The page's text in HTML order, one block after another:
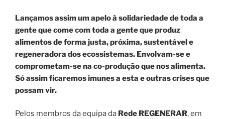
Lançamos assim um apelo à solidariedade de toda a
gente que come com toda a gente que produz
alimentos de forma justa, próxima, sustentável e
regeneradora dos ecossistemas. Envolvam-se e
comprometam-se na co-produção que nos alimenta.
Só assim ficaremos imunes a esta e outras crises que
possam vir.
Pelos membros da equipa da Rede REGENERAR, em